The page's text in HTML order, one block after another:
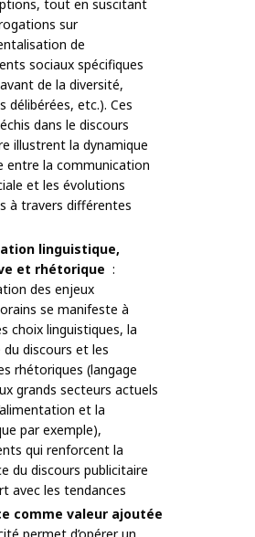
tout en suscitant
sur
de
sociaux spécifiques
de la diversité,
délibérées, etc.). Ces
dans le discours
illustrent la dynamique
entre la communication
et les évolutions
à travers différentes
linguistique,
et rhétorique :
des enjeux
se manifeste à
choix linguistiques, la
discours et les
rhétoriques (langage
grands secteurs actuels
et la
par exemple),
qui renforcent la
du discours publicitaire
avec les tendances
comme valeur ajoutée